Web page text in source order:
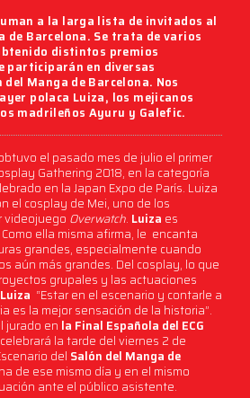
a la larga lista de invitados al
de Barcelona. Se trata de varios
distintos premios
participarán en diversas
Manga de Barcelona. Nos
polaca Luiza, los mejicanos
madrileños Ayuru y Galefic.
el pasado mes de julio el primer
Gathering 2018, en la categoría
en la Japan Expo de París. Luiza
el cosplay de Mei, uno de los
videojuego Overwatch. Luiza es
ella misma afirma, le encanta
grandes, especialmente cuando
aún más grandes. Del cosplay, lo que
grupales y las actuaciones
Luiza “Estar en el escenario y contarle a
es la mejor sensación de la historia”.
jurado en la Final Española del ECG
la tarde del viernes 2 de
del Salón del Manga de
de ese mismo día y en el mismo
ante el público asistente.